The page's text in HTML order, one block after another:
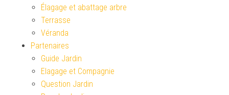
Élagage et abattage arbre
Terrasse
Véranda
Partenaires
Guide Jardin
Elagage et Compagnie
Question Jardin